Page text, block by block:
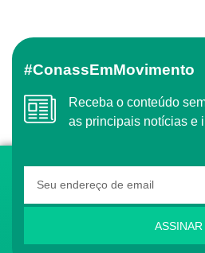
#ConassEmMovimento
Receba o conteúdo semanal do Conass com
as principais notícias e
ASSINAR